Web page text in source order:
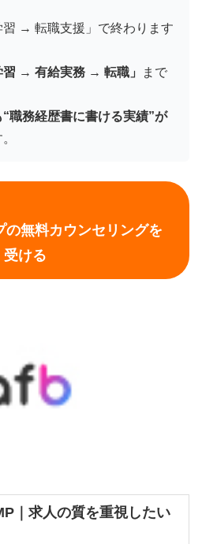
習 → 転職支援」で終わります
習 → 有給実務 → 転職」
まで
職務経歴書に書ける実績”が
無料カウンセリングを
受ける
｜求人の質を重視したい